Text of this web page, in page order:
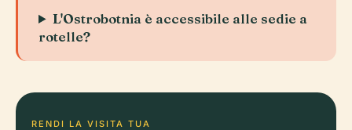
L'Ostrobotnia è accessibile alle sedie a
rotelle?
RENDI LA VISITA TUA